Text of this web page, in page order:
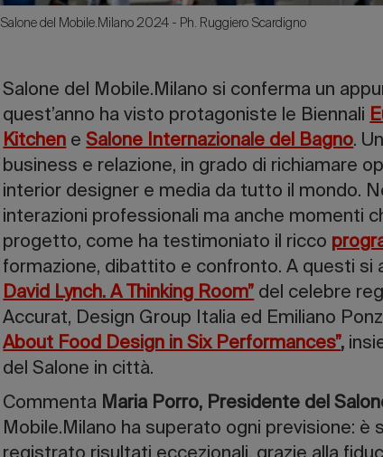
Salone del Mobile.Milano 2024 - Ph. Ruggiero Scardigno
Salone del Mobile.Milano si conferma un
quest’anno ha visto protagoniste le Biennali
Kitchen e Salone Internazionale del Bagno.
business e relazione, in grado di richiamare
interior designer e media da tutto il mondo.
interazioni professionali ma anche momenti
progetto, come ha testimoniato il ricco
formazione, dibattito e confronto. A questi si
David Lynch. A Thinking Room” del celebre
Accurat, Design Group Italia ed Emiliano
About Food Design in Six Performances”,
del Salone in città.
Commenta Maria Porro, Presidente del
Mobile.Milano ha superato ogni previsione: è